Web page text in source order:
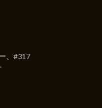
、#317